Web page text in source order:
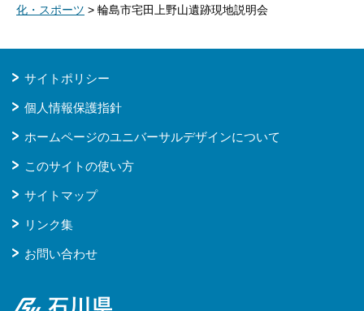
化・スポーツ > 輪島市宅田上野山遺跡現地説明会
サイトポリシー
個人情報保護指針
ホームページのユニバーサルデザインについて
このサイトの使い方
サイトマップ
リンク集
お問い合わせ
石川県